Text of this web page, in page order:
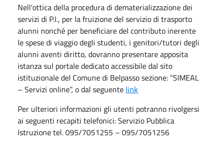
Nell'ottica della procedura di dematerializzazione dei
servizi di P.I., per la fruizione del servizio di trasporto
alunni nonché per beneficiare del contributo inerente
le spese di viaggio degli studenti, i genitori/tutori degli
alunni aventi diritto, dovranno presentare apposita
istanza sul portale dedicato accessibile dal sito
istituzionale del Comune di Belpasso sezione: “SIMEAL
– Servizi online”, o dal seguente link
Per ulteriori informazioni gli utenti potranno rivolgersi
ai seguenti recapiti telefonici: Servizio Pubblica
Istruzione tel. 095/7051255 – 095/7051256